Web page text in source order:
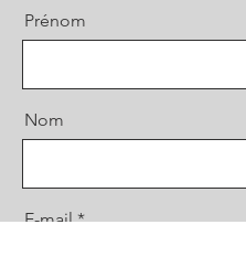
Prénom
Nom
E-mail